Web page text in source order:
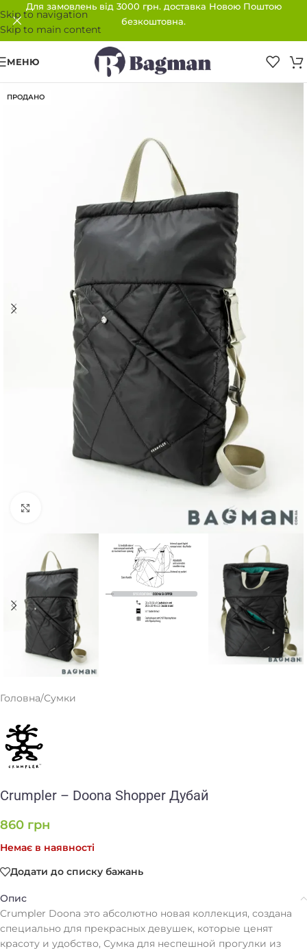
Skip to navigation
Skip to main content
Для замовлень від 3000 грн. доставка Новою Поштою
безкоштовна.
МЕНЮ
ПРОДАНО
Головна/Сумки
Crumpler – Doona Shopper Дубай
860 грн
Немає в наявності
Додати до списку бажань
Опис
Crumpler Doona это абсолютно новая коллекция, создана
специально для прекрасных девушек, которые ценят
красоту и удобство, Сумка для неспешной прогулки из